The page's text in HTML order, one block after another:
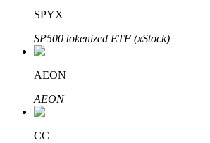
Bitruści Partnerzy
SPYX
SP500 tokenized ETF (xStock)
AEON
AEON
CC